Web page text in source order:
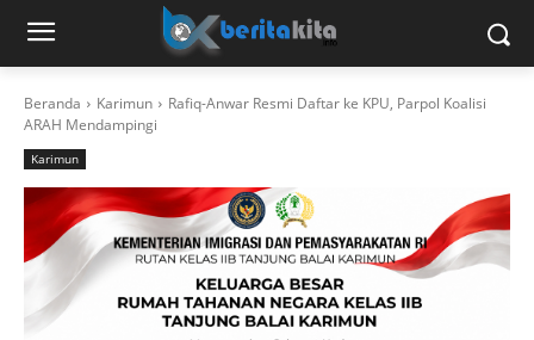
Beranda Karimun
Rafiq-Anwar Resmi Daftar ke KPU, Parpol Koalisi
ARAH Mendampingi
Karimun